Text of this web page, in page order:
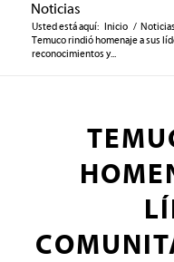
Noticias
Usted está aquí: Inicio / Noticias
Temuco rindió homenaje a sus
reconocimientos y...